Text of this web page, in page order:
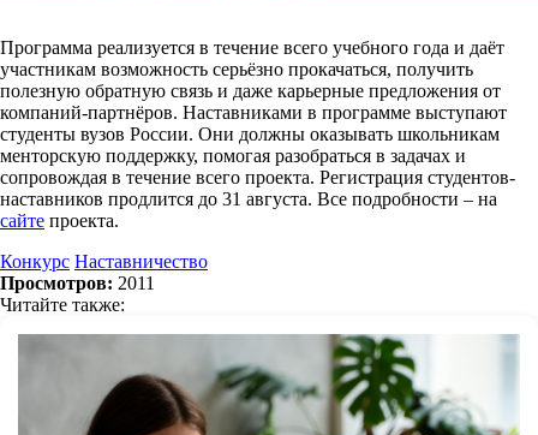
Программа реализуется в течение всего учебного года и даёт
участникам возможность серьёзно прокачаться, получить
полезную обратную связь и даже карьерные предложения от
компаний-партнёров. Наставниками в программе выступают
студенты вузов России. Они должны оказывать школьникам
менторскую поддержку, помогая разобраться в задачах и
сопровождая в течение всего проекта. Регистрация студентов-
наставников продлится до 31 августа. Все подробности – на
сайте проекта.
Конкурс Наставничество
Просмотров: 2011
Читайте также: